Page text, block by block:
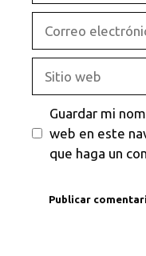
electrónico
web
Guardar mi
web en este
que haga un